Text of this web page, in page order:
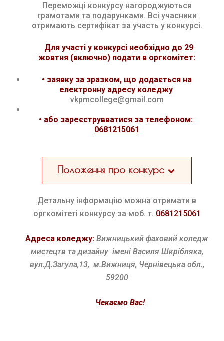
Переможці конкурсу нагороджуються
грамотами та подарунками. Всі учасники
отримають сертифікат за участь у конкурсі.
Для участі у конкурсі необхідно до 29
жовтня (включно) подати в оргкомітет:
• заявку за зразком, що додається на
електронну адресу коледжу
vkpmcollege@gmail.com
• або зареєструвватися за телефоном:
0681215061
Положення про конкурс
Детальну інформацію можна отримати в
оргкомітеті конкурсу за моб. т. 0681215061
Адреса коледжу: Вижницький фаховий коледж
мистецтв та дизайну імені Василя Шкрібляка,
вул.Д.Загула,13, м.Вижниця, Чернівецька обл.,
59200
Чекаємо Вас!